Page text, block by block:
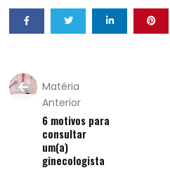
Matéria
Anterior
6 motivos para
consultar
um(a)
ginecologista